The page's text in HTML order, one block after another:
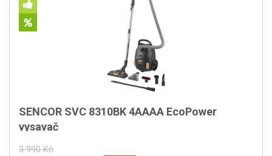
SENCOR SVC 8310BK 4AAAA EcoPower
vysavač
3 990 Kč